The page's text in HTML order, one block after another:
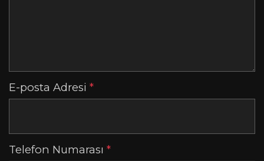
E-posta Adresi *
Telefon Numarası *